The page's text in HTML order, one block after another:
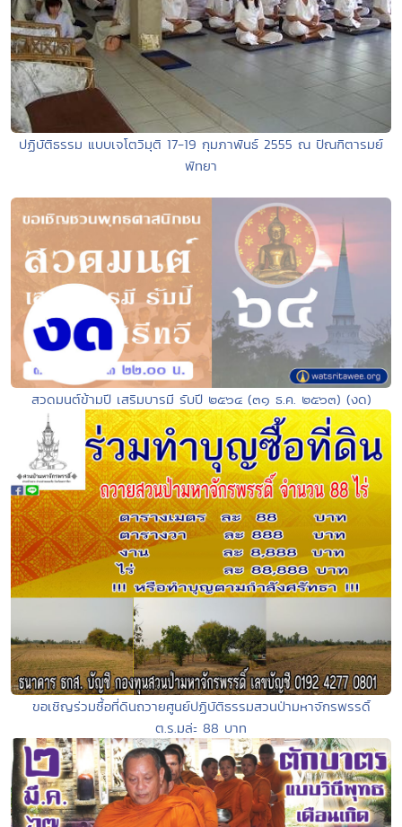
ปฏิบัติธรรม แบบเจโตวิมุติ 17-19 กุมภาพันธ์ 2555 ณ ปัณฑิตารมย์
พัทยา
สวดมนต์ข้ามปี เสริมบารมี รับปี ๒๕๖๔ (๓๑ ธ.ค. ๒๕๖๓) (งด)
ขอเชิญร่วมซื้อที่ดินถวายศูนย์ปฏิบัติธรรมสวนป่ามหาจักรพรรดิ์
ต.ร.มล่ะ 88 บาท